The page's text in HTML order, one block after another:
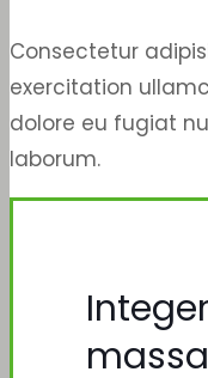
Consectetur
exercitation
dolore eu fugiat
laborum.